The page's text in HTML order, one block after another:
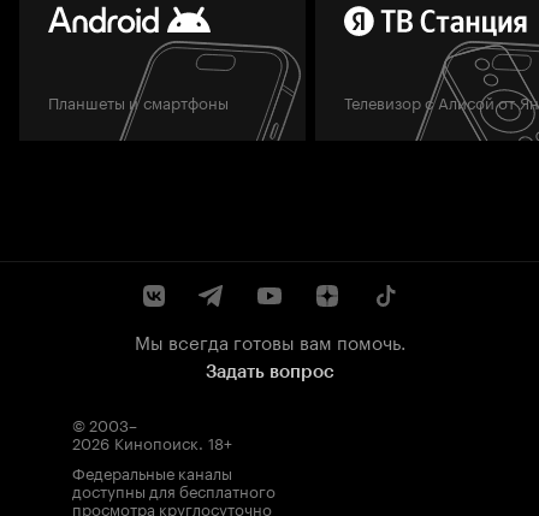
Планшеты и смартфоны Телевизор с Алисой от
Мы всегда готовы вам помочь.
Задать вопрос
© 2003–
2026 Кинопоиск. 18+
Федеральные каналы
доступны для бесплатного
просмотра круглосуточно